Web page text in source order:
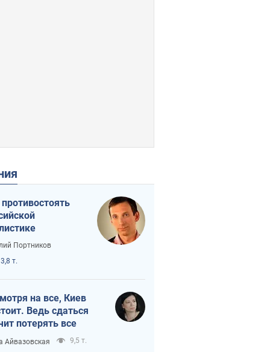
Портников
т.
на все, Киев
Ведь сдаться
потерять все
Айвазовская 9,5 т.